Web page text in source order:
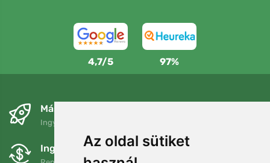
Az oldal sütiket
4,7/5 97%
Másnapra és ingyenesen
Ingyenes szállítás a következő összeg felett: 80 EUR
Ingyenes csere és visszaküldés